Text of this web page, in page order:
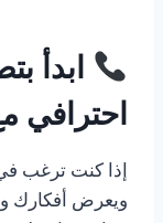
ابدأ
احترافي
إذا كنت ترغب
ويعرض أفكارك